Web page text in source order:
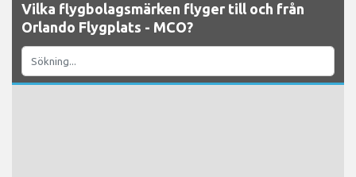
Vilka flygbolagsmärken flyger till och från
Orlando Flygplats - MCO?